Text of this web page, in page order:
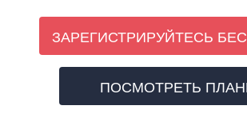
ЗАРЕГИСТРИРУЙТЕСЬ
ПОСМОТРЕТЬ